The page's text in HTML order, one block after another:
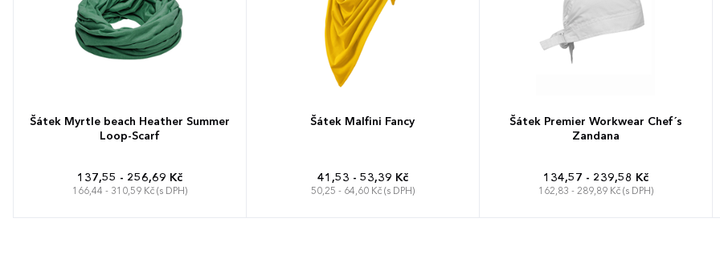
Šátek Myrtle beach Heather Summer
Loop-Scarf
137,55 - 256,69 Kč
166,44 - 310,59 Kč (s DPH)
Šátek Malfini Fancy
41,53 - 53,39 Kč
50,25 - 64,60 Kč (s DPH)
Šátek Premier Workwear Chef´s
Zandana
134,57 - 239,58 Kč
162,83 - 289,89 Kč (s DPH)